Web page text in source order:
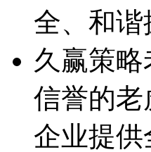
全、和
久赢策
信誉的
企业提